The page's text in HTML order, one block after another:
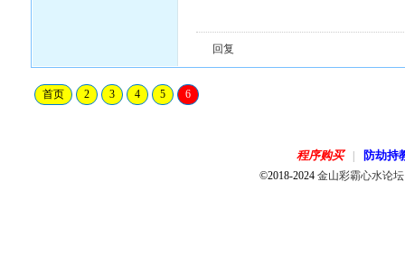
回复
首页 2 3 4 5 6
程序购买 防劫持
©2018-2024金山彩霸心水论坛